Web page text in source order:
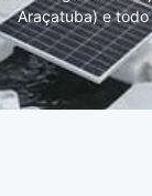
Araçatuba) e todo